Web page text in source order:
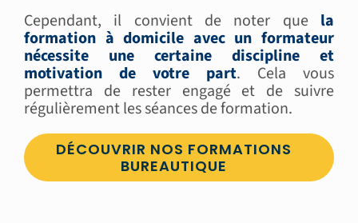
Cependant, il convient de noter quela
formation à domicile avec un formateur
nécessite une certaine discipline et
motivation de votre part. Cela vous
permettra de rester engagé et de suivre
régulièrement les séances de formation.
DÉCOUVRIR NOS FORMATIONS
BUREAUTIQUE